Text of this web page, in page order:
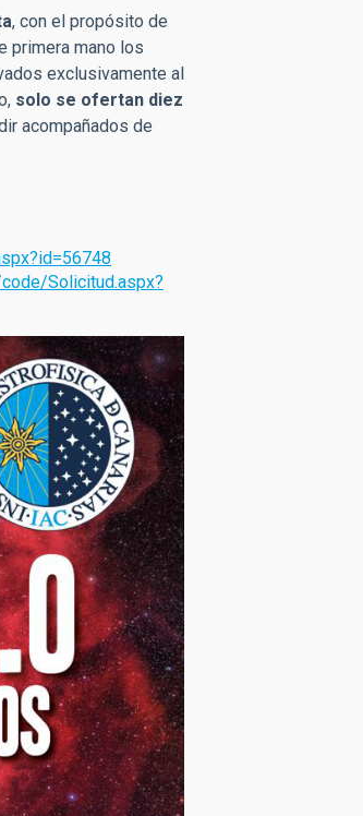
, con el propósito de
primera mano los
exclusivamente al
solo se ofertan diez
acompañados de
Solicitud.aspx?